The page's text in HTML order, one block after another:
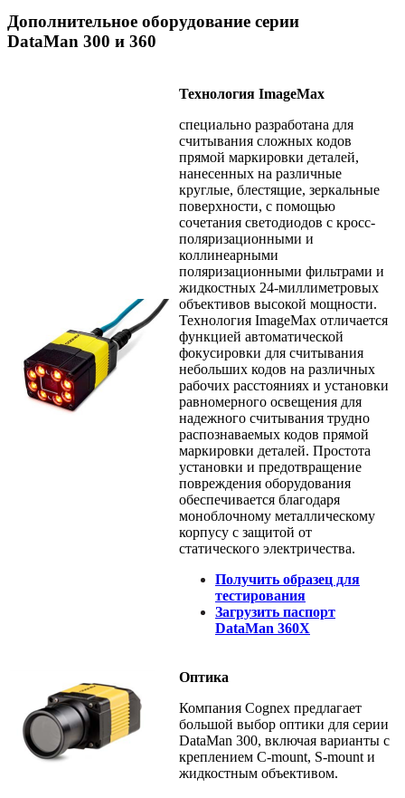
Дополнительное оборудование серии
DataMan 300 и 360
Технология ImageMax
специально разработана для
считывания сложных кодов
прямой маркировки деталей,
нанесенных на различные
круглые, блестящие, зеркальные
поверхности, с помощью
сочетания светодиодов с кросс-
поляризационными и
коллинеарными
поляризационными фильтрами и
жидкостных 24-миллиметровых
объективов высокой мощности.
Технология ImageMax отличается
функцией автоматической
фокусировки для считывания
небольших кодов на различных
рабочих расстояниях и установки
равномерного освещения для
надежного считывания трудно
распознаваемых кодов прямой
маркировки деталей. Простота
установки и предотвращение
повреждения оборудования
обеспечивается благодаря
моноблочному металлическому
корпусу с защитой от
статического электричества.
Получить образец для
тестирования
Загрузить паспорт
DataMan 360X
Оптика
Компания Cognex предлагает
большой выбор оптики для серии
DataMan 300, включая варианты с
креплением С-mount, S-mount и
жидкостным объективом.